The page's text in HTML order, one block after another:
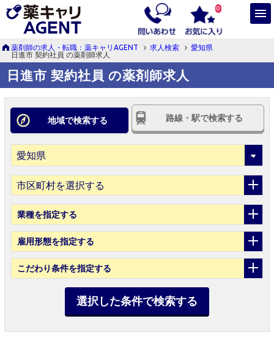
0
薬剤師の求人・転職：薬キャリAGENT 求人検索
愛知県
日進市 契約社員 の薬剤師求人
日進市 契約社員 の薬剤師求人
地域で検索する 路線・駅で検索する
市区町村を選択する
業種を指定する
雇用形態を指定する
こだわり条件を指定する
選択した条件で検索する